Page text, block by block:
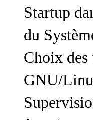
Startup
du
Choix des
GNU/